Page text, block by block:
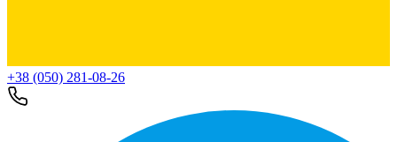
+38 (050) 281-08-26